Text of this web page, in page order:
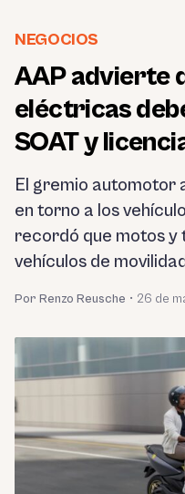
NEGOCIOS
AAP advierte
eléctricas
SOAT y
El gremio automotor
en torno a los
recordó que motos y
vehículos de
Por Renzo Reusche • 26 de